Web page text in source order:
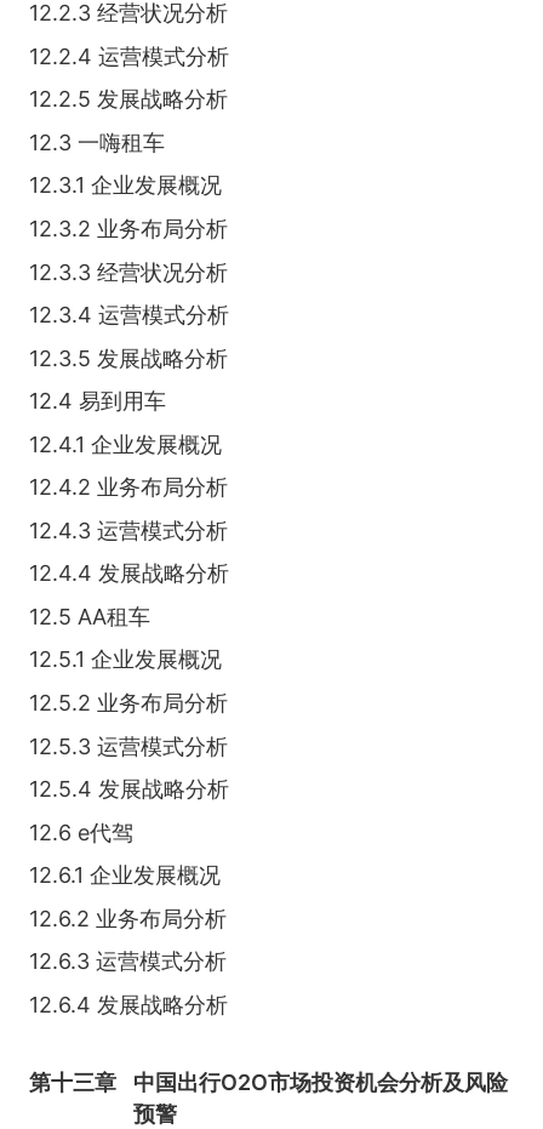
12.2.3 经营状况分析
12.2.4 运营模式分析
12.2.5 发展战略分析
12.3 一嗨租车
12.3.1 企业发展概况
12.3.2 业务布局分析
12.3.3 经营状况分析
12.3.4 运营模式分析
12.3.5 发展战略分析
12.4 易到用车
12.4.1 企业发展概况
12.4.2 业务布局分析
12.4.3 运营模式分析
12.4.4 发展战略分析
12.5 AA租车
12.5.1 企业发展概况
12.5.2 业务布局分析
12.5.3 运营模式分析
12.5.4 发展战略分析
12.6 e代驾
12.6.1 企业发展概况
12.6.2 业务布局分析
12.6.3 运营模式分析
12.6.4 发展战略分析
第十三章
中国出行O2O市场投资机会分析及风险
预警